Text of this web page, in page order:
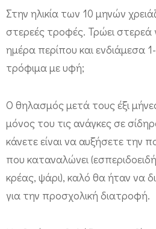
Στην ηλικία των 10 μηνών
στερεές τροφές. Τρώει στερεά
ημέρα περίπου και ενδιάμεσα
τρόφιμα με υφή;
Ο θηλασμός μετά τους έξι
μόνος του τις ανάγκες σε
κάνετε είναι να αυξήσετε την
που καταναλώνει
κρέας, ψάρι), καλό θα ήταν να
για την προσχολική διατροφή.